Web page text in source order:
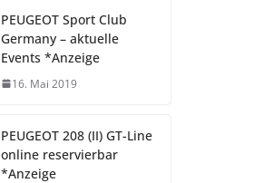
PEUGEOT Sport Club
Germany – aktuelle
Events *Anzeige
16. Mai 2019
PEUGEOT 208 (II) GT-Line
online reservierbar
*Anzeige